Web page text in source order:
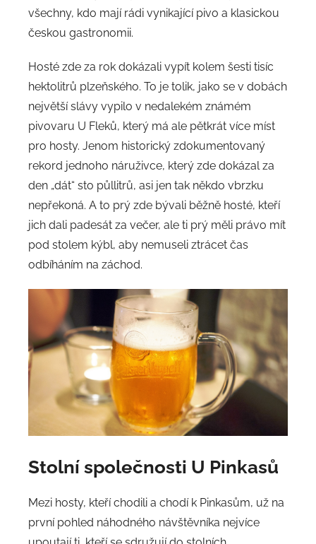
všechny, kdo mají rádi vynikající pivo a klasickou
českou gastronomii.
Hosté zde za rok dokázali vypít kolem šesti tisíc
hektolitrů plzeňského. To je tolik, jako se v dobách
největší slávy vypilo v nedalekém známém
pivovaru U Fleků, který má ale pětkrát více míst
pro hosty. Jenom historický zdokumentovaný
rekord jednoho náruživce, který zde dokázal za
den „dát“ sto půllitrů, asi jen tak někdo vbrzku
nepřekoná. A to prý zde bývali běžně hosté, kteří
jich dali padesát za večer, ale ti prý měli právo mít
pod stolem kýbl, aby nemuseli ztrácet čas
odbíháním na záchod.
Stolní společnosti U Pinkasů
Mezi hosty, kteří chodili a chodí k Pinkasům, už na
první pohled náhodného návštěvníka nejvíce